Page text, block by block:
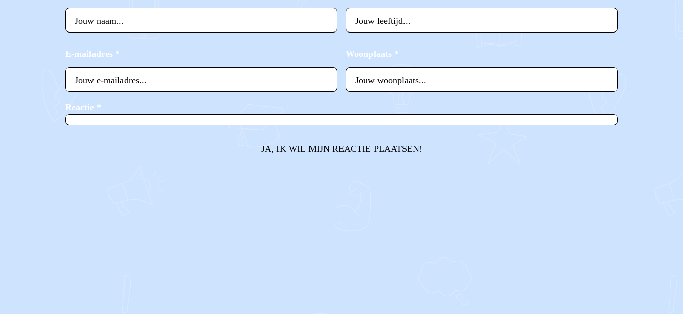
E-mailadres * Woonplaats *
Reactie *
JA, IK WIL MIJN REACTIE PLAATSEN!